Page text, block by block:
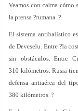
Veamos con calma cómo
la prensa ?rumana. ?
El sistema antibalístico
de Deveselu. Entre ?la
sin obstáculos. Entre
310 kilómetros. Rusia
defensa antiaérea del
380 kilómetros. ?